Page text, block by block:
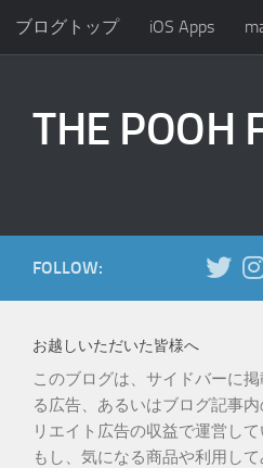
コンテンツへスキップ
ブログトップ iOS Apps
THE POOH
FOLLOW:
お越しいただいた皆様へ
このブログは、サイドバーに
る広告、あるいはブログ記事内
リエイト広告の収益で運営して
もし、気になる商品や利用し